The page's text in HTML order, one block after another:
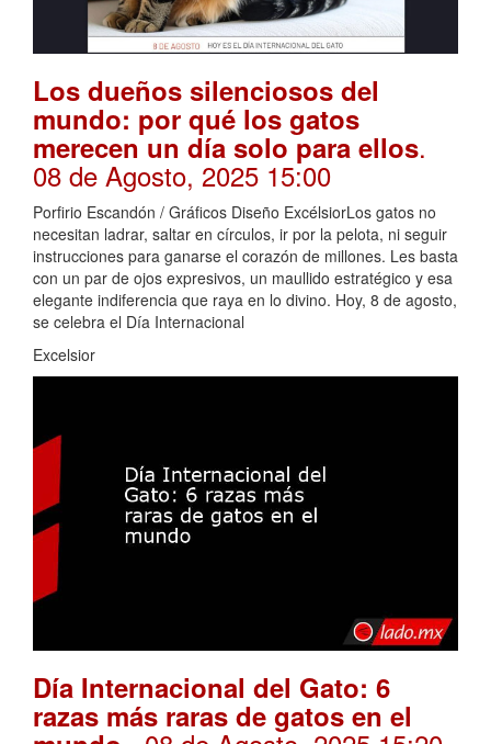
Los dueños silenciosos del
mundo: por qué los gatos
merecen un día solo para ellos.
08 de Agosto, 2025 15:00
Porfirio Escandón / Gráficos Diseño ExcélsiorLos gatos no
necesitan ladrar, saltar en círculos, ir por la pelota, ni seguir
instrucciones para ganarse el corazón de millones. Les basta
con un par de ojos expresivos, un maullido estratégico y esa
elegante indiferencia que raya en lo divino. Hoy, 8 de agosto,
se celebra el Día Internacional
Excelsior
Día Internacional del Gato: 6
razas más raras de gatos en el